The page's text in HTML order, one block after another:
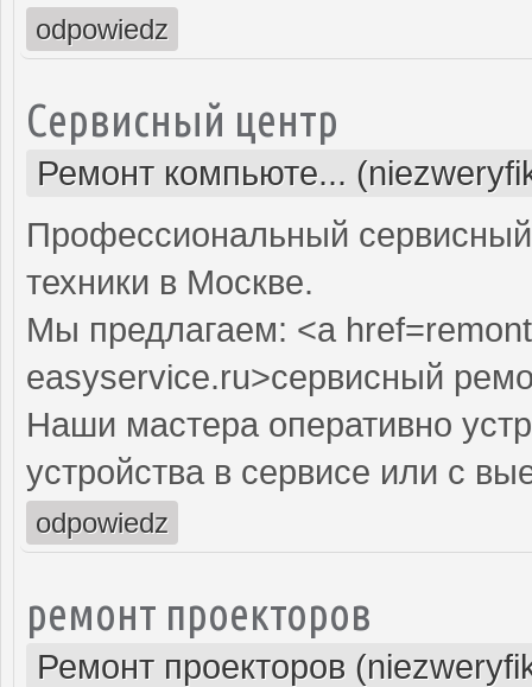
odpowiedz
Сервисный центр
Ремонт компьюте...
Профессиональный
техники в Москве.
Мы предлагаем: <a
easyservice.ru>сервисный
Наши мастера оперативно
устройства в сервисе или с
odpowiedz
ремонт проекторов
Ремонт проекторов